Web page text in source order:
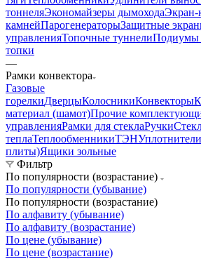
тоннеляЭкономайзеры дымоходаЭкран-
камнейПарогенераторыЗащитные
управленияТопочные туннелиПодиумы
топки
—
Рамки конвектора
Газовые
горелкиДверцыКолосникиКонвекторы
материал (шамот)Прочие
управленияРамки для стеклаРучки
теплаТеплообменникиТЭНУплотнители
плиты)Ящики зольные
Фильтр
По популярности (возрастание)
По популярности (убывание)
По популярности (возрастание)
По алфавиту (убывание)
По алфавиту (возрастание)
По цене (убывание)
По цене (возрастание)